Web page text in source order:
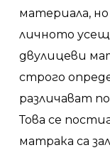
материала,
личното
двулицеви
строго
различават
Това се
матрака са